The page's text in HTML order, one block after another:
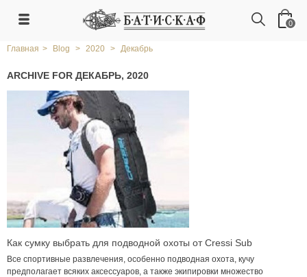
0
Главная > Blog > 2020 > Декабрь
ARCHIVE FOR ДЕКАБРЬ, 2020
Как сумку выбрать для подводной охоты от Cressi Sub
Все спортивные развлечения, особенно подводная охота, кучу
предполагает всяких аксессуаров, а также экипировки множество